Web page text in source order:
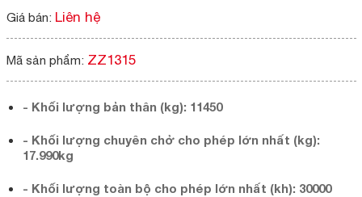
Giá bán: Liên hệ
Mã sản phẩm: ZZ1315
- Khối lượng bản thân (kg): 11450
- Khối lượng chuyên chở cho phép lớn nhất (kg):
17.990kg
- Khối lượng toàn bộ cho phép lớn nhất (kh): 30000